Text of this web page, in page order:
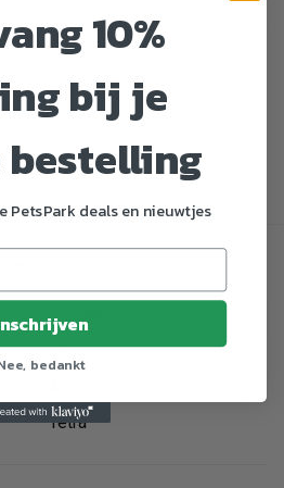
€ 39,-
betalen
765886
4004218723542
Tetra
10%
bij je
bestelling
PetsPark deals en nieuwtjes
bedankt